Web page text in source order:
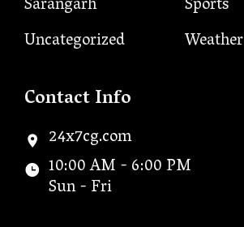
Uncategorized
Weather
Contact Info
24x7cg.com
10:00 AM - 6:00 PM
Sun - Fri